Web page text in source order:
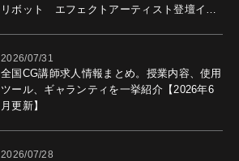
リボット エフェクトアーティスト登壇イベ
2026/07/31
全国CG講師求人情報まとめ。授業内容、使用
ツール、ギャランティを一挙紹介【2026年6
月更新】
2026/07/28